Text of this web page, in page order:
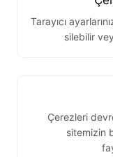
Tarayıcı
silebilir
Çerezleri
sitemizin